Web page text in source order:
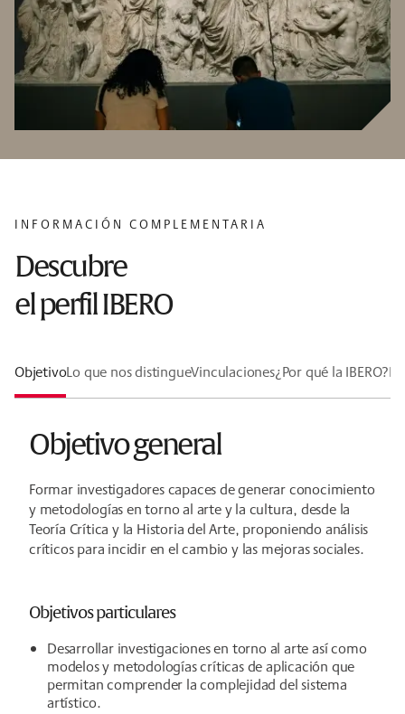
INFORMACIÓN COMPLEMENTARIA
Descubre
el perfil IBERO
ObjetivoLo que nos distingueVinculaciones¿Por qué la IBERO?
Objetivo general
Formar investigadores capaces de generar conocimiento
y metodologías en torno al arte y la cultura, desde la
Teoría Crítica y la Historia del Arte, proponiendo análisis
críticos para incidir en el cambio y las mejoras sociales.
Objetivos particulares
Desarrollar investigaciones en torno al arte así como
modelos y metodologías críticas de aplicación que
permitan comprender la complejidad del sistema
artístico.